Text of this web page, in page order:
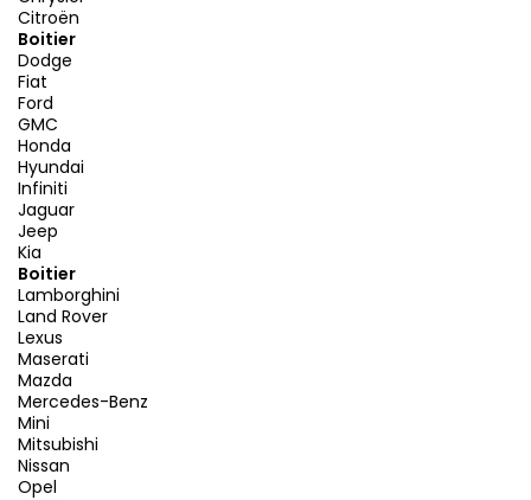
Citroën
Boitier
Dodge
Fiat
Ford
GMC
Honda
Hyundai
Infiniti
Jaguar
Jeep
Kia
Boitier
Lamborghini
Land Rover
Lexus
Maserati
Mazda
Mercedes-Benz
Mini
Mitsubishi
Nissan
Opel